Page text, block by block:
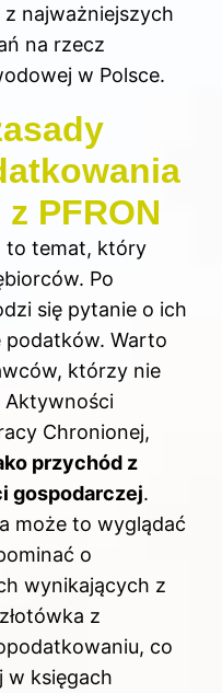
najważniejszych
na rzecz
w Polsce.
PFRON
to temat, który
Po
się pytanie o ich
Warto
którzy nie
Aktywności
Chronionej,
przychód z
gospodarczej.
może to wyglądać
o
wynikających z
z
co
w księgach